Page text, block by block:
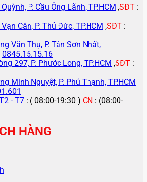
P. Cầu Ông Lãnh, TP.HCM ,SĐT :
Cân, P. Thủ Đức, TP.HCM ,SĐT :
Văn Thụ, P. Tân Sơn Nhất,
0845.15.15.16
297, P. Phước Long, TP.HCM ,SĐT :
Minh Nguyệt, P. Phú Thạnh, TP.HCM
T2 - T7 : ( 08:00-19:30 ) CN : (08:00-
HÀNG